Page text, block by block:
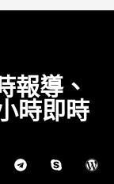
報導、
時即時